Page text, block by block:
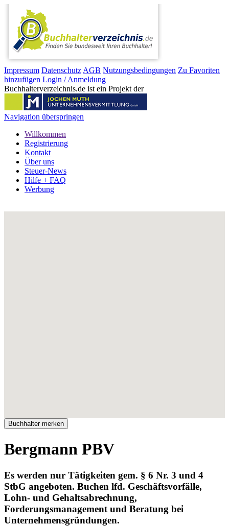
Impressum Datenschutz AGB Nutzungsbedingungen Zu Favoriten
hinzufügen Login / Anmeldung
Buchhalterverzeichnis.de ist ein Projekt der
Navigation überspringen
Willkommen
Registrierung
Kontakt
Über uns
Steuer-News
Hilfe + FAQ
Werbung
Bergmann PBV
Es werden nur Tätigkeiten gem. § 6 Nr. 3 und 4
StbG angeboten. Buchen lfd. Geschäftsvorfälle,
Lohn- und Gehaltsabrechnung,
Forderungsmanagement und Beratung bei
Unternehmensgründungen.